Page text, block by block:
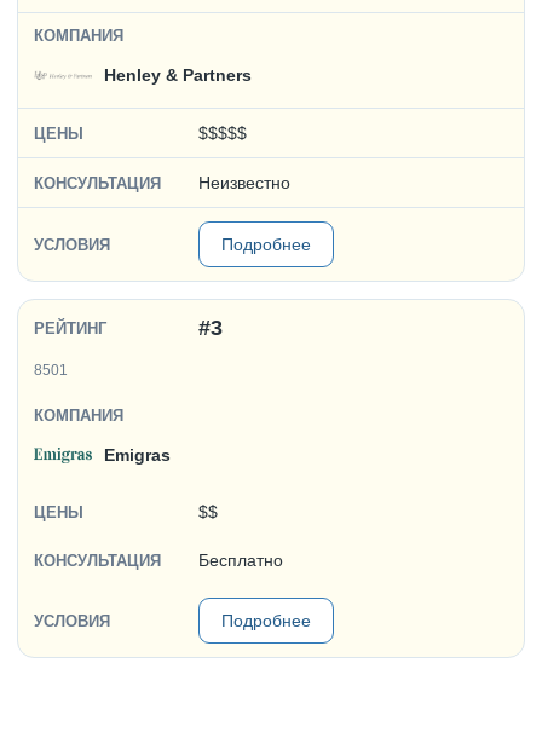
Henley & Partners
$$$$$
Неизвестно
Подробнее
#3
8501
Emigras
$$
Бесплатно
Подробнее